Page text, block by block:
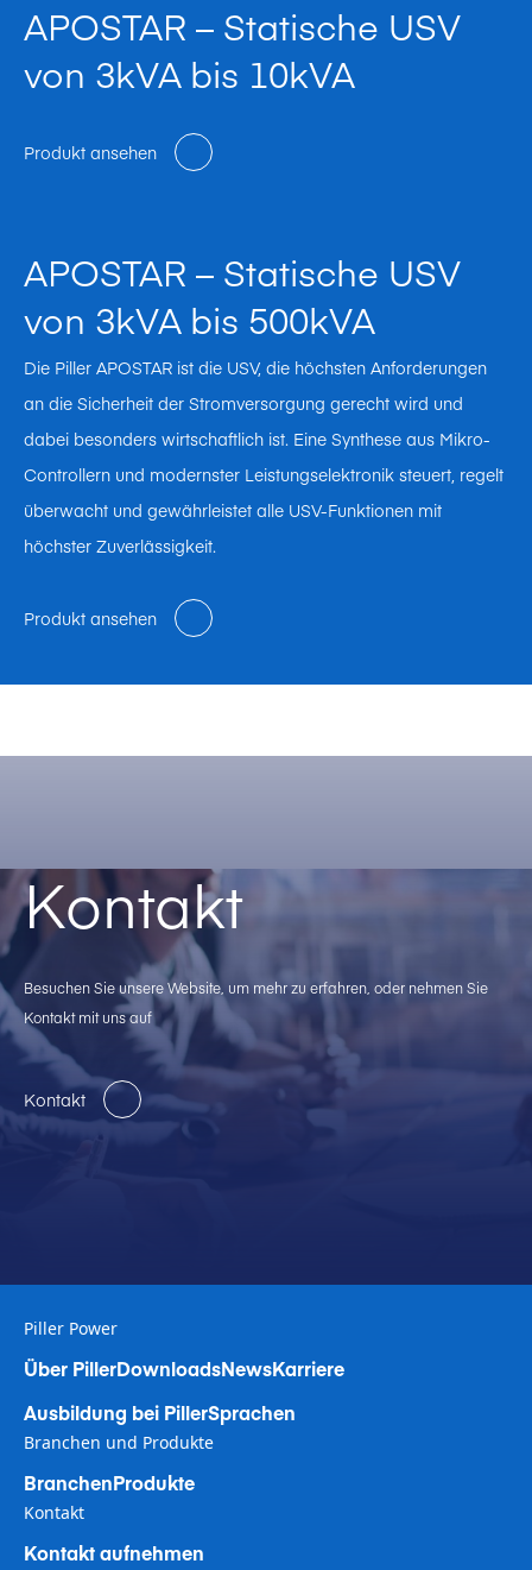
APOSTAR – Statische USV
von 3kVA bis 10kVA
Produkt ansehen
APOSTAR – Statische USV
von 3kVA bis 500kVA
Die Piller APOSTAR ist die USV, die höchsten Anforderungen
an die Sicherheit der Stromversorgung gerecht wird und
dabei besonders wirtschaftlich ist. Eine Synthese aus Mikro-
Controllern und modernster Leistungselektronik steuert, regelt
überwacht und gewährleistet alle USV-Funktionen mit
höchster Zuverlässigkeit.
Produkt ansehen
Kontakt
Besuchen Sie unsere Website, um mehr zu erfahren, oder nehmen Sie
Kontakt mit uns auf
Kontakt
Piller Power
Über PillerDownloadsNewsKarriere
Ausbildung bei PillerSprachen
Branchen und Produkte
BranchenProdukte
Kontakt
Kontakt aufnehmen